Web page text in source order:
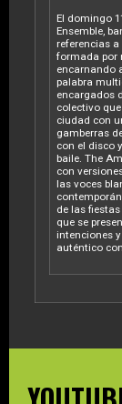
El domingo
Ensemble,
referencias
formada por
encarnando
palabra
encargados
colectivo
ciudad con
gamberras
con el disco
baile. The
con
las voces
de las
que se
intenciones
auténtico